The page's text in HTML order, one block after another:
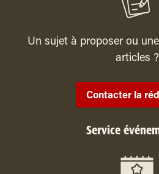
Un sujet à proposer ou
articles ?
Contacter la
Service